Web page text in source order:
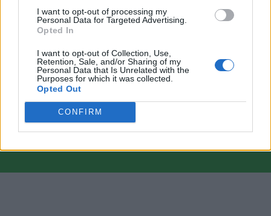
I want to opt-out of processing my
Personal Data for Targeted Advertising.
Opted In
I want to opt-out of Collection, Use,
Retention, Sale, and/or Sharing of my
Personal Data that Is Unrelated with the
Purposes for which it was collected.
Opted Out
CONFIRM
giunti da internet, in quanto arrivati alla nostra attenzione attraverso regolari
comunicati stampa con immagini e testi allegati ed autorizzati alla pubblicazione, e
quindi valutati di pubblico dominio. Se i soggetti o gli autori avessero qualcosa in
contrario alla pubblicazione, non avranno che da segnalarlo alla redazione (indirizzo
redazione@napolimagazine.com
"Calciomercato Magazine" non è una testata giornalistica, ma un sito di informazione di
proprietà di Napoli Magazine.